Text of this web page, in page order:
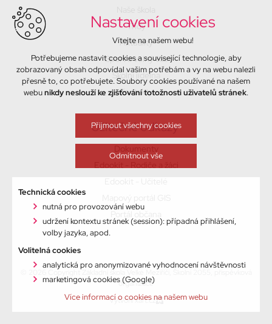
Třídy
Aktuality
Sport a volný čas
Školní jídelna
Kontakty
Užitečné odkazy
© 2026 Copyright Základní škola Velké Meziříčí, Školní 2055, příspěvková
organizace
Vytvořil xart.cz
Nastavení cookies
Vítejte na našem webu!
Potřebujeme nastavit cookies a související technologie, aby
zobrazovaný obsah odpovídal vašim potřebám a vy na webu nalezli
přesně to, co potřebujete. Soubory cookies používané na našem
webunikdy neslouží ke zjišťování totožnosti uživatelů stránek.
Přijmout všechny cookies
Odmítnout vše
Technická cookies
nutná pro provozování webu
udržení kontextu stránek (session): případná přihlášení,
volby jazyka, apod.
Volitelná cookies
analytická pro anonymizované vyhodnocení návštěvnosti
marketingová cookies (Google)
Více informací o cookies na našem webu